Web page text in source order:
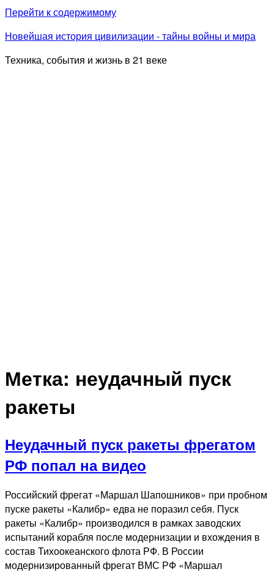
Перейти к содержимому
Новейшая история цивилизации - тайны войны и мира
Техника, события и жизнь в 21 веке
Метка: неудачный пуск
ракеты
Неудачный пуск ракеты фрегатом
РФ попал на видео
Российский фрегат «Маршал Шапошников» при пробном
пуске ракеты «Калибр» едва не поразил себя. Пуск
ракеты «Калибр» производился в рамках заводских
испытаний корабля после модернизации и вхождения в
состав Тихоокеанского флота РФ. В России
модернизированный фрегат ВМС РФ «Маршал